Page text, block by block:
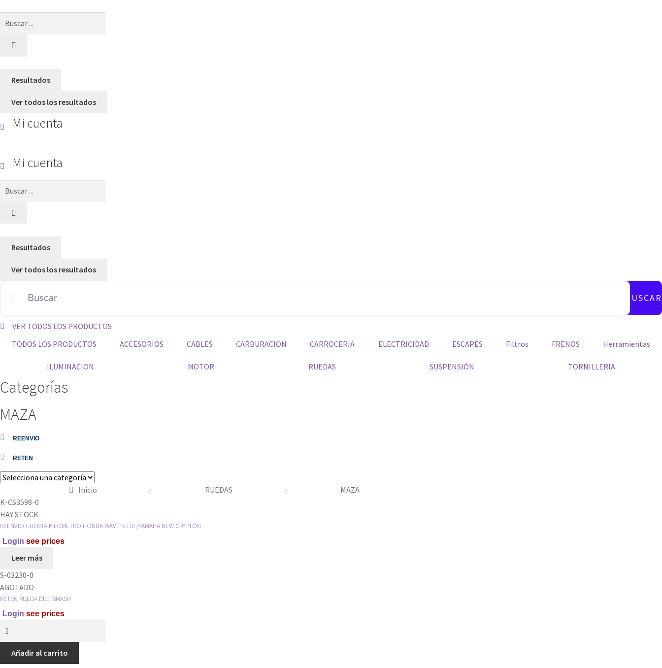
Resultados
Ver todos los resultados
Mi cuenta
Mi cuenta
Resultados
Ver todos los resultados
BUSCAR
VER TODOS LOS PRODUCTOS
TODOS LOS PRODUCTOS
ACCESORIOS CABLES CARBURACION CARROCERIA ELECTRICIDAD ESCAPES Filtros FRENOS Herramientas
ILUMINACION MOTOR RUEDAS SUSPENSIÓN TORNILLERIA
Categorías
MAZA
REENVIO
RETEN
Inicio RUEDAS
MAZA
K-CS3598-0
HAY STOCK
REENVIO CUENTA KILOMETRO HONDA WAVE S 110 /YAMAHA NEW CRYPTON
Login see prices
Leer más
S-03230-0
AGOTADO
RETEN RUEDA DEL. SMASH
Login see prices
DEL.
SMASH
Añadir al carrito